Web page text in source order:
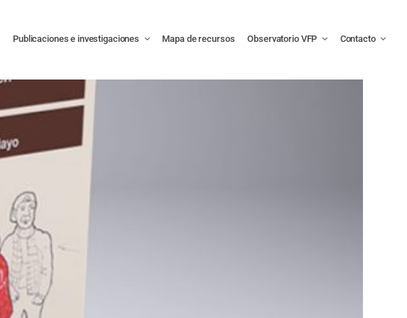
Publicaciones e investigaciones Mapa de recursos Observatorio VFP Contacto